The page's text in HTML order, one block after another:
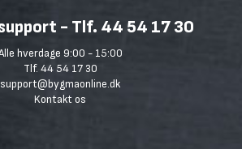
- Tlf. 44 54 17 30
hverdage 9:00 - 15:00
Tlf. 44 54 17 30
support@bygmaonline.dk
Kontakt os